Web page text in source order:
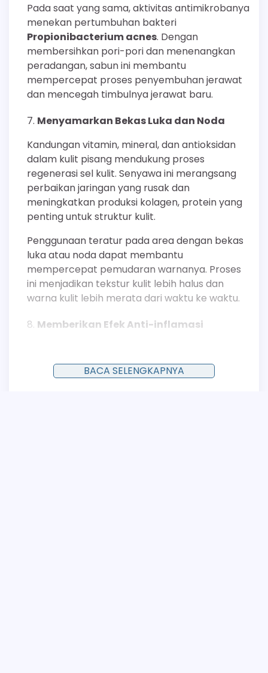
Pada saat yang sama, aktivitas antimikrobanya
menekan pertumbuhan bakteri
Propionibacterium acnes. Dengan
membersihkan pori-pori dan menenangkan
peradangan, sabun ini membantu
mempercepat proses penyembuhan jerawat
dan mencegah timbulnya jerawat baru.
Menyamarkan Bekas Luka dan Noda
Kandungan vitamin, mineral, dan antioksidan
dalam kulit pisang mendukung proses
regenerasi sel kulit. Senyawa ini merangsang
perbaikan jaringan yang rusak dan
meningkatkan produksi kolagen, protein yang
penting untuk struktur kulit.
Penggunaan teratur pada area dengan bekas
luka atau noda dapat membantu
mempercepat pemudaran warnanya. Proses
ini menjadikan tekstur kulit lebih halus dan
warna kulit lebih merata dari waktu ke waktu.
Memberikan Efek Anti-inflamasi
yang memiliki sifat anti-inflamasi kuat.
Senyawa-senyawa ini bekerja dengan cara
BACA SELENGKAPNYA